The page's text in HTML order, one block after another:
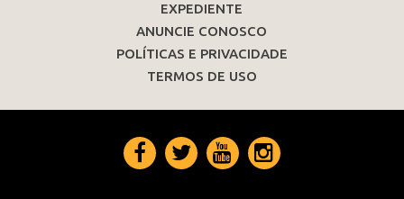
EXPEDIENTE
ANUNCIE CONOSCO
POLÍTICAS E PRIVACIDADE
TERMOS DE USO